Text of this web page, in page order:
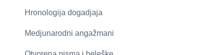
Hronologija dogadjaja
Medjunarodni angažmani